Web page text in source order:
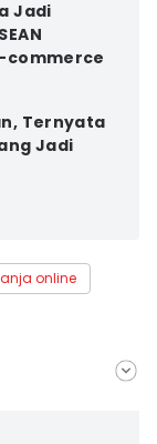
Jadi
commerce
Ternyata
Jadi
online